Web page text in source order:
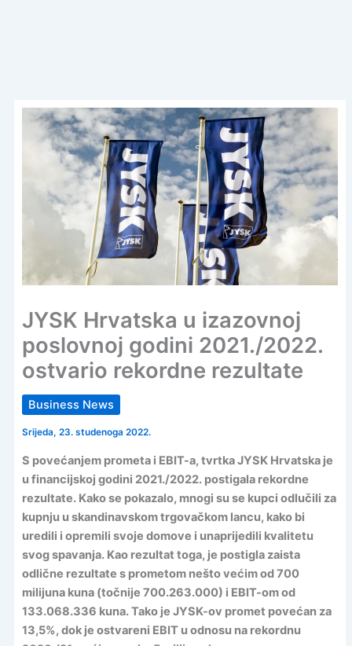
JYSK Hrvatska u izazovnoj
poslovnoj godini 2021./2022.
ostvario rekordne rezultate
Business News
Srijeda, 23. studenoga 2022.
S povećanjem prometa i EBIT-a, tvrtka JYSK Hrvatska je
u financijskoj godini 2021./2022. postigala rekordne
rezultate. Kako se pokazalo, mnogi su se kupci odlučili za
kupnju u skandinavskom trgovačkom lancu, kako bi
uredili i opremili svoje domove i unaprijedili kvalitetu
svog spavanja. Kao rezultat toga, je postigla zaista
odlične rezultate s prometom nešto većim od 700
milijuna kuna (točnije 700.263.000) i EBIT-om od
133.068.336 kuna. Tako je JYSK-ov promet povećan za
13,5%, dok je ostvareni EBIT u odnosu na rekordnu